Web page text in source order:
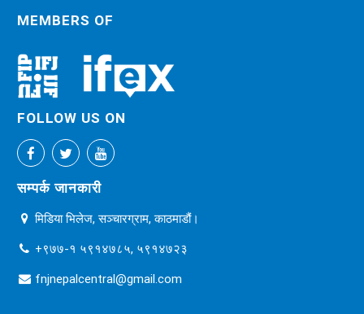
MEMBERS OF
FOLLOW US ON
सम्पर्क जानकारी
मिडिया भिलेज, सञ्चारग्राम, काठमाडौं।
+९७७-१ ५९१४७८५, ५९१४७२३
fnjnepalcentral@gmail.com